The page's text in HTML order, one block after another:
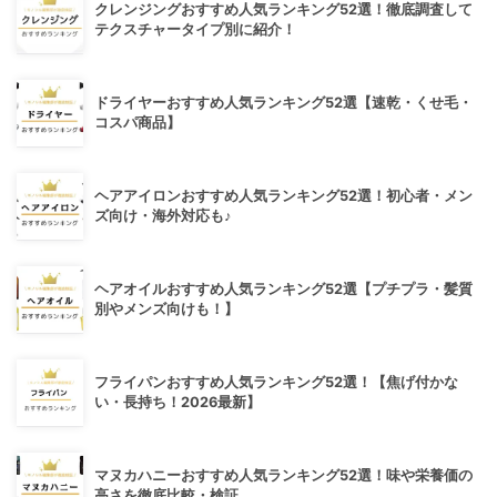
クレンジングおすすめ人気ランキング52選！徹底調査して
テクスチャータイプ別に紹介！
ドライヤーおすすめ人気ランキング52選【速乾・くせ毛・
コスパ商品】
ヘアアイロンおすすめ人気ランキング52選！初心者・メン
ズ向け・海外対応も♪
ヘアオイルおすすめ人気ランキング52選【プチプラ・髪質
別やメンズ向けも！】
フライパンおすすめ人気ランキング52選！【焦げ付かな
い・長持ち！2026最新】
マヌカハニーおすすめ人気ランキング52選！味や栄養価の